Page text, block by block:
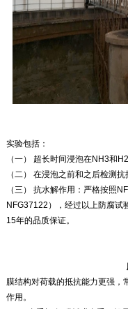
实验包括：
（一）
超长时间浸泡在NH3和
（二）
在浸泡之前和之后检测抗
（三）
抗水解作用：严格按照
NFG37122），经过以上防腐试
15年的品质保证。
膜结构对荷载的抵抗能力更强
作用。